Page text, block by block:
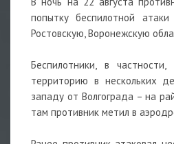
попытку беспилотной
Ростовскую, Воронежскую
Беспилотники, в частности,
территорию в нескольких
западу от Волгограда – на
там противник метил в